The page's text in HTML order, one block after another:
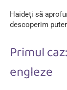
Haideți să
descoperim
Primul
engleze